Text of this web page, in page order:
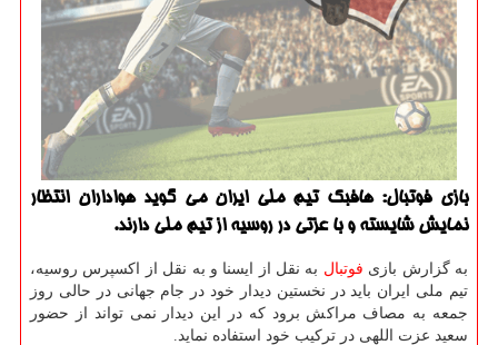
بازی فوتبال: هافبك تیم ملی ایران می گوید هواداران انتظار
نمایش شایسته و با عزتی در روسیه از تیم ملی دارند.
به گزارش بازی فوتبال به نقل از ایسنا و به نقل از اكسپرس روسیه،
تیم ملی ایران باید در نخستین دیدار خود در جام جهانی در حالی روز
جمعه به مصاف مراكش برود كه در این دیدار نمی تواند از حضور
سعید عزت اللهی در تركیب خود استفاده نماید.